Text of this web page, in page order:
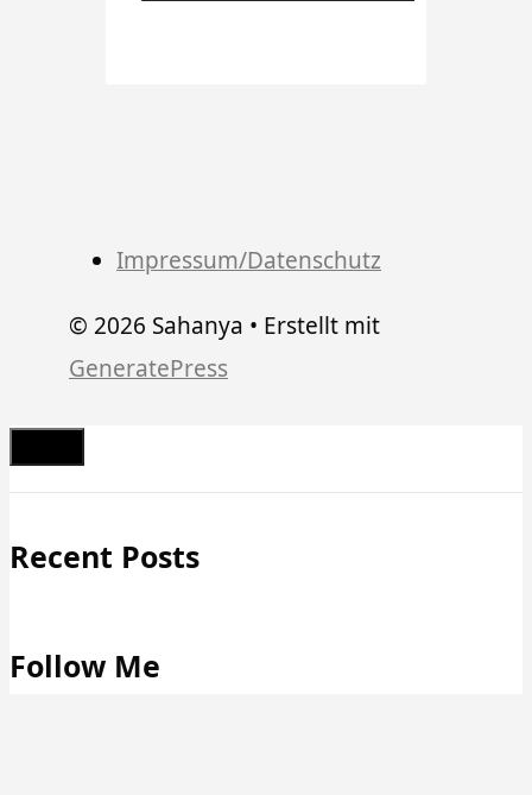
Impressum/Datenschutz
© 2026 Sahanya • Erstellt mit
GeneratePress
Schließen
Recent Posts
Follow Me